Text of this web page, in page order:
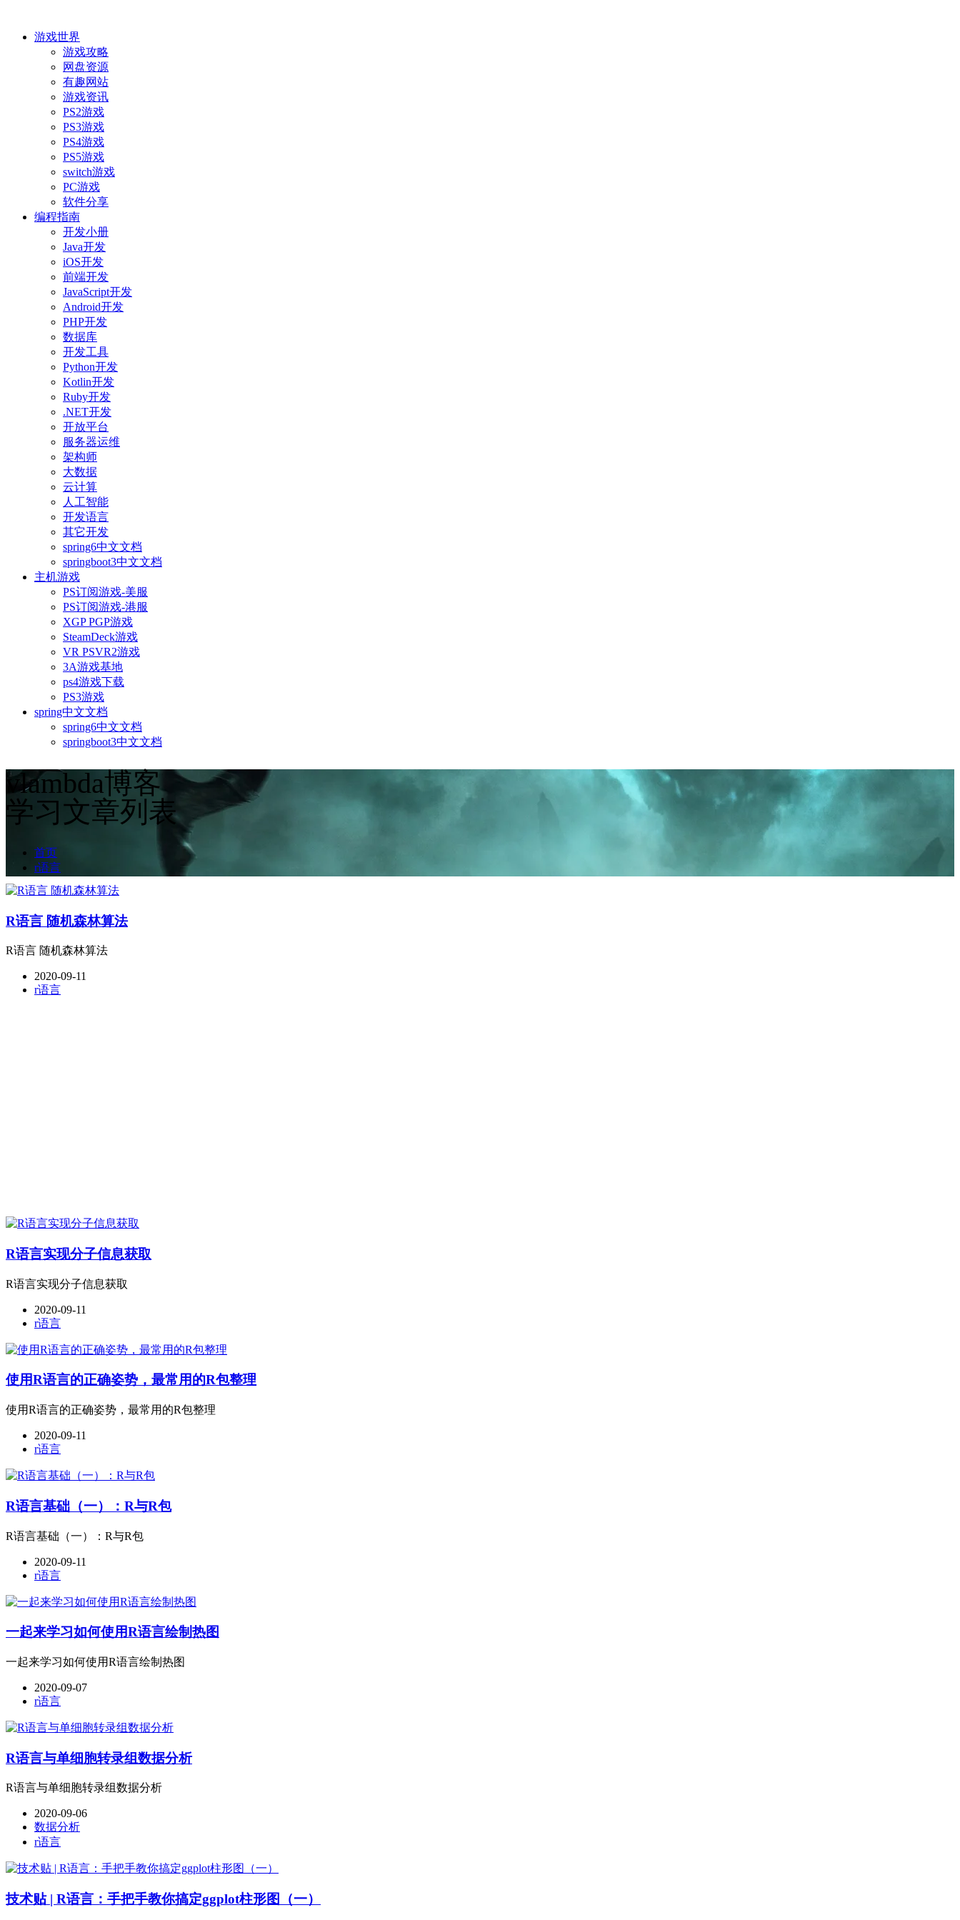
游戏世界
游戏攻略
网盘资源
有趣网站
游戏资讯
PS2游戏
PS3游戏
PS4游戏
PS5游戏
switch游戏
PC游戏
软件分享
编程指南
开发小册
Java开发
iOS开发
前端开发
JavaScript开发
Android开发
PHP开发
数据库
开发工具
Python开发
Kotlin开发
Ruby开发
.NET开发
开放平台
服务器运维
架构师
大数据
云计算
人工智能
开发语言
其它开发
spring6中文文档
springboot3中文文档
主机游戏
PS订阅游戏-美服
PS订阅游戏-港服
XGP PGP游戏
SteamDeck游戏
VR PSVR2游戏
3A游戏基地
ps4游戏下载
PS3游戏
spring中文文档
spring6中文文档
springboot3中文文档
vlambda博客
学习文章列表
首页
r语言
R语言 随机森林算法
R语言 随机森林算法
2020-09-11
r语言
R语言实现分子信息获取
R语言实现分子信息获取
2020-09-11
r语言
使用R语言的正确姿势，最常用的R包整理
使用R语言的正确姿势，最常用的R包整理
2020-09-11
r语言
R语言基础（一）：R与R包
R语言基础（一）：R与R包
2020-09-11
r语言
一起来学习如何使用R语言绘制热图
一起来学习如何使用R语言绘制热图
2020-09-07
r语言
R语言与单细胞转录组数据分析
R语言与单细胞转录组数据分析
2020-09-06
数据分析
r语言
技术贴 | R语言：手把手教你搞定ggplot柱形图（一）